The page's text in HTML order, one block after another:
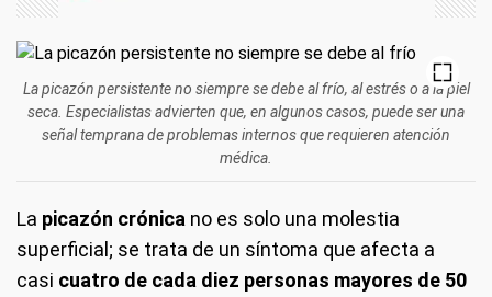
La picazón persistente no siempre se debe al frío, al estrés o a la piel
seca. Especialistas advierten que, en algunos casos, puede ser una
señal temprana de problemas internos que requieren atención
médica.
La picazón crónica no es solo una molestia
superficial; se trata de un síntoma que afecta a
casi cuatro de cada diez personas mayores de 50